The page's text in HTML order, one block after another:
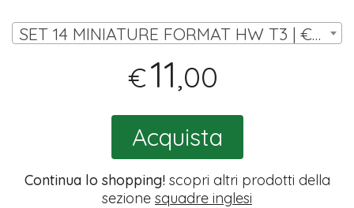
SET 14 MINIATURE FORMAT HW T3 | € 11,00
€11,00
Acquista
Continua lo shopping!scopri altri prodotti della
sezione squadre inglesi